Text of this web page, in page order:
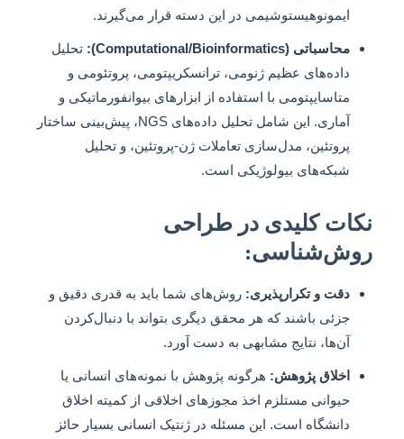
ایمونوهیستوشیمی در این دسته قرار می‌گیرند.
محاسباتی (Computational/Bioinformatics):
تحلیل
داده‌های عظیم ژنومی، ترانسکریپتومی، پروتئومی و
متاسایپتومی با استفاده از ابزارهای بیوانفورماتیکی و
آماری. این شامل تحلیل داده‌های NGS، پیش‌بینی ساختار
پروتئین، مدل‌سازی تعاملات ژن-پروتئین، و تحلیل
شبکه‌های بیولوژیکی است.
نکات کلیدی در طراحی
روش‌شناسی:
دقت و تکرارپذیری: روش‌های شما باید به قدری دقیق و
جزئی باشند که هر محقق دیگری بتواند با دنبال‌کردن
آن‌ها، نتایج مشابهی به دست آورد.
اخلاق پژوهش: هرگونه پژوهش با نمونه‌های انسانی یا
حیوانی مستلزم اخذ مجوزهای اخلاقی از کمیته اخلاق
دانشگاه است. این مسئله در ژنتیک انسانی بسیار حائز